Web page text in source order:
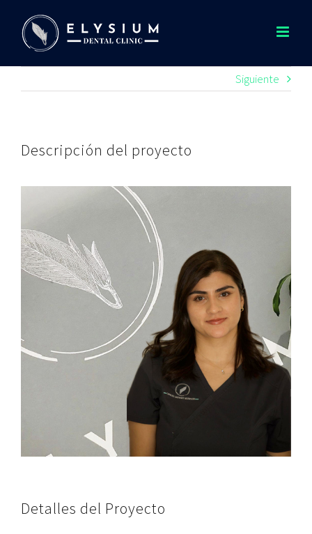
contenido
Siguiente
Descripción del proyecto
Detalles del Proyecto